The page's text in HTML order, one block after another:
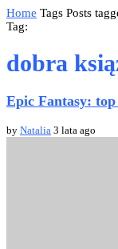
Home Tags Posts
Tag:
dobra
Epic Fantasy:
by Natalia 3 lata ago